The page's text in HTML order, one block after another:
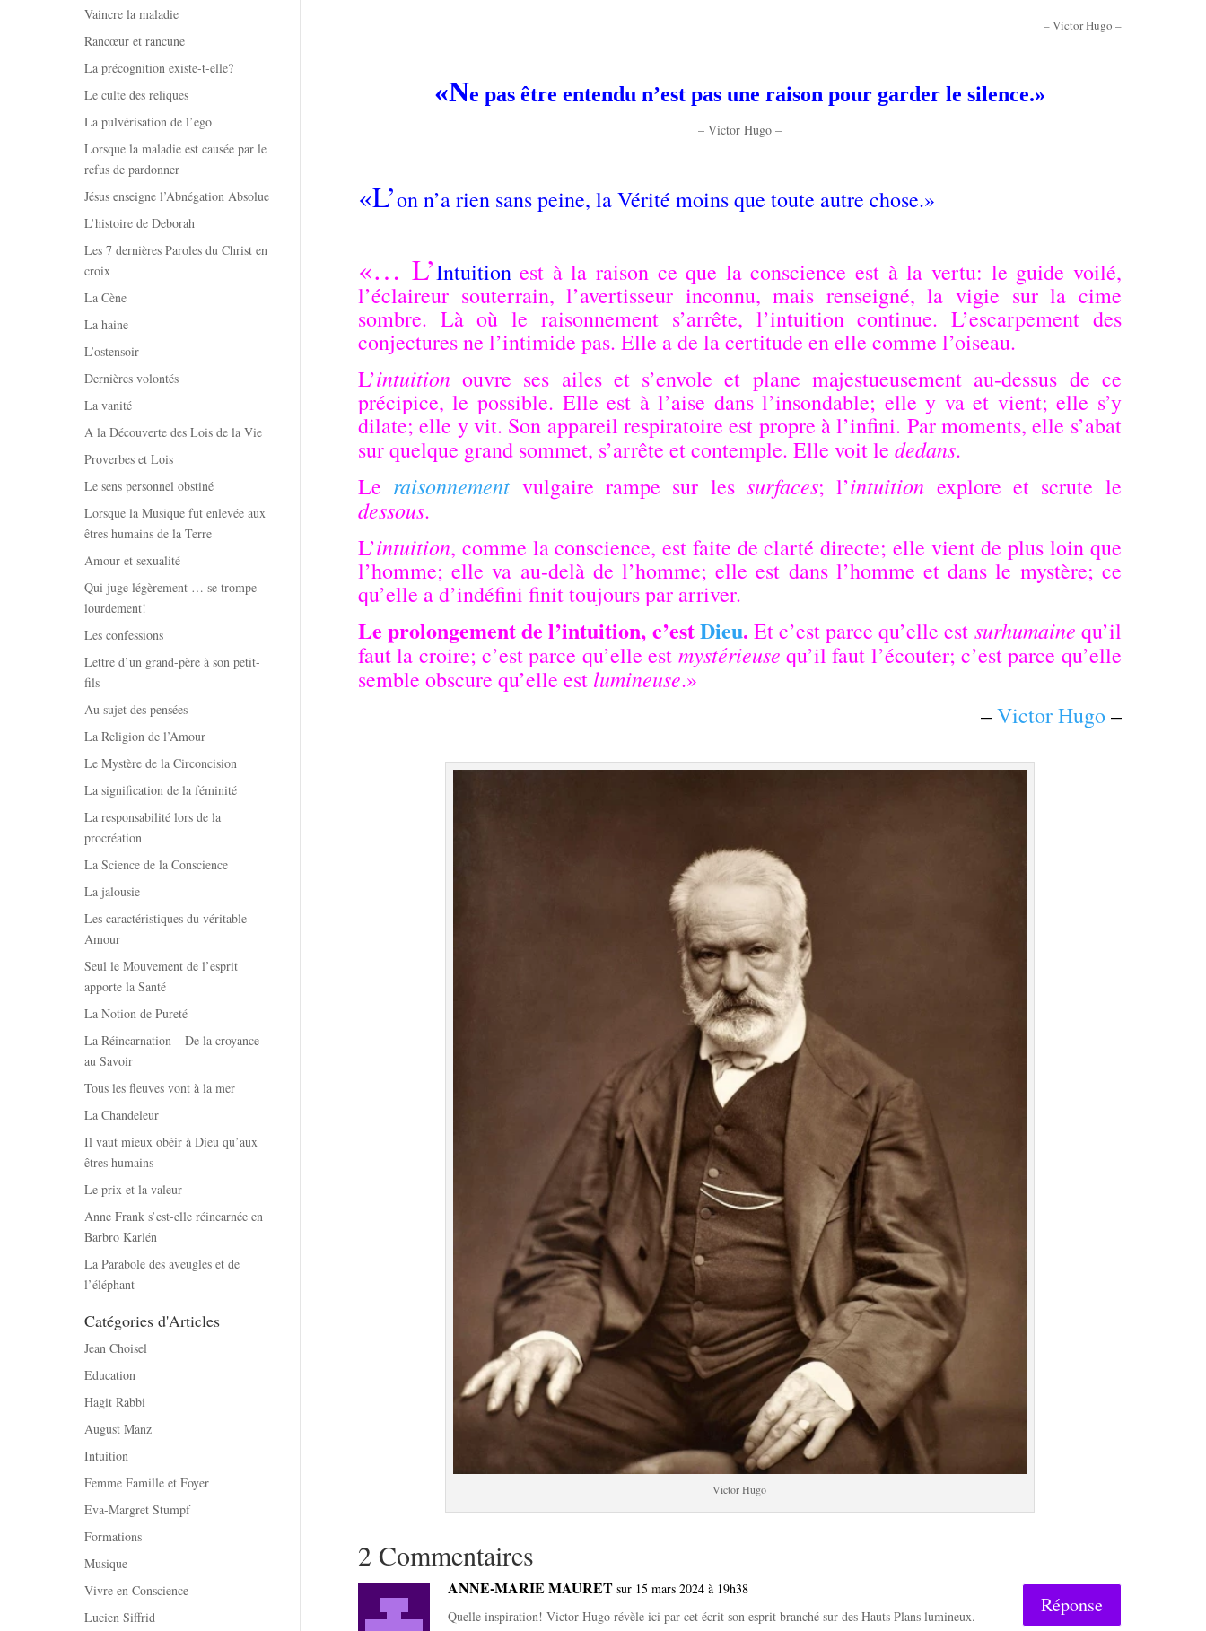
Vaincre la maladie
Rancœur et rancune
La précognition existe-t-elle?
Le culte des reliques
La pulvérisation de l’ego
Lorsque la maladie est causée par le
refus de pardonner
Jésus enseigne l’Abnégation Absolue
L’histoire de Deborah
Les 7 dernières Paroles du Christ en
croix
La Cène
La haine
L’ostensoir
Dernières volontés
La vanité
A la Découverte des Lois de la Vie
Proverbes et Lois
Le sens personnel obstiné
Lorsque la Musique fut enlevée aux
êtres humains de la Terre
Amour et sexualité
Qui juge légèrement … se trompe
lourdement!
Les confessions
Lettre d’un grand-père à son petit-
fils
Au sujet des pensées
La Religion de l’Amour
Le Mystère de la Circoncision
La signification de la féminité
La responsabilité lors de la
procréation
La Science de la Conscience
La jalousie
Les caractéristiques du véritable
Amour
Seul le Mouvement de l’esprit
apporte la Santé
La Notion de Pureté
La Réincarnation – De la croyance
au Savoir
Tous les fleuves vont à la mer
La Chandeleur
Il vaut mieux obéir à Dieu qu’aux
êtres humains
Le prix et la valeur
Anne Frank s’est-elle réincarnée en
Barbro Karlén
La Parabole des aveugles et de
l’éléphant
Catégories d'Articles
Jean Choisel
Education
Hagit Rabbi
August Manz
Intuition
Femme Famille et Foyer
Eva-Margret Stumpf
Formations
Musique
Vivre en Conscience
Lucien Siffrid
– Victor Hugo –
«Ne pas être entendu n’est pas une raison pour garder le silence.»
– Victor Hugo –
«L’on n’a rien sans peine, la Vérité moins que toute autre chose.»
«… L’Intuitionest à la raison ce que la conscience est à la vertu: le guide voilé,
l’éclaireur souterrain, l’avertisseur inconnu, mais renseigné, la vigie sur la cime
sombre. Là où le raisonnement s’arrête, l’intuition continue. L’escarpement des
conjectures ne l’intimide pas. Elle a de la certitude en elle comme l’oiseau.
L’intuitionouvre ses ailes et s’envole et plane majestueusement au-dessus de ce
précipice, le possible. Elle est à l’aise dans l’insondable; elle y va et vient; elle s’y
dilate; elle y vit. Son appareil respiratoire est propre à l’infini. Par moments, elle s’abat
sur quelque grand sommet, s’arrête et contemple. Elle voit le dedans.
Le raisonnement vulgaire rampe sur lessurfaces; l’intuition explore et scrute le
dessous.
L’intuition, comme la conscience, est faite de clarté directe; elle vient de plus loin que
l’homme; elle va au-delà de l’homme; elle est dans l’homme et dans le mystère; ce
qu’elle a d’indéfini finit toujours par arriver.
Le prolongement de l’intuition, c’estDieu. Et c’est parce qu’elle est surhumaine qu’il
faut la croire; c’est parce qu’elle est mystérieuse qu’il faut l’écouter; c’est parce qu’elle
semble obscure qu’elle est lumineuse.»
–Victor Hugo–
Victor Hugo
2 Commentaires
ANNE-MARIE MAURET sur 15 mars 2024 à 19h38
Quelle inspiration! Victor Hugo révèle ici par cet écrit son esprit branché sur des Hauts Plans lumineux.
Réponse